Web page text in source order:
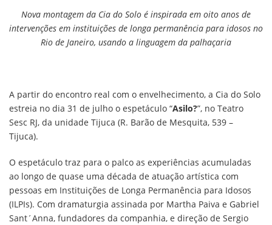
Nova montagem da Cia do Solo é inspirada em oito anos de
intervenções em instituições de longa permanência para idosos no
Rio de Janeiro, usando a linguagem da palhaçaria
A partir do encontro real com o envelhecimento, a Cia do Solo
estreia no dia 31 de julho o espetáculo “Asilo?”, no Teatro
Sesc RJ, da unidade Tijuca (R. Barão de Mesquita, 539 –
Tijuca).
O espetáculo traz para o palco as experiências acumuladas
ao longo de quase uma década de atuação artística com
pessoas em Instituições de Longa Permanência para Idosos
(ILPIs). Com dramaturgia assinada por Martha Paiva e Gabriel
Sant´Anna, fundadores da companhia, e direção de Sergio